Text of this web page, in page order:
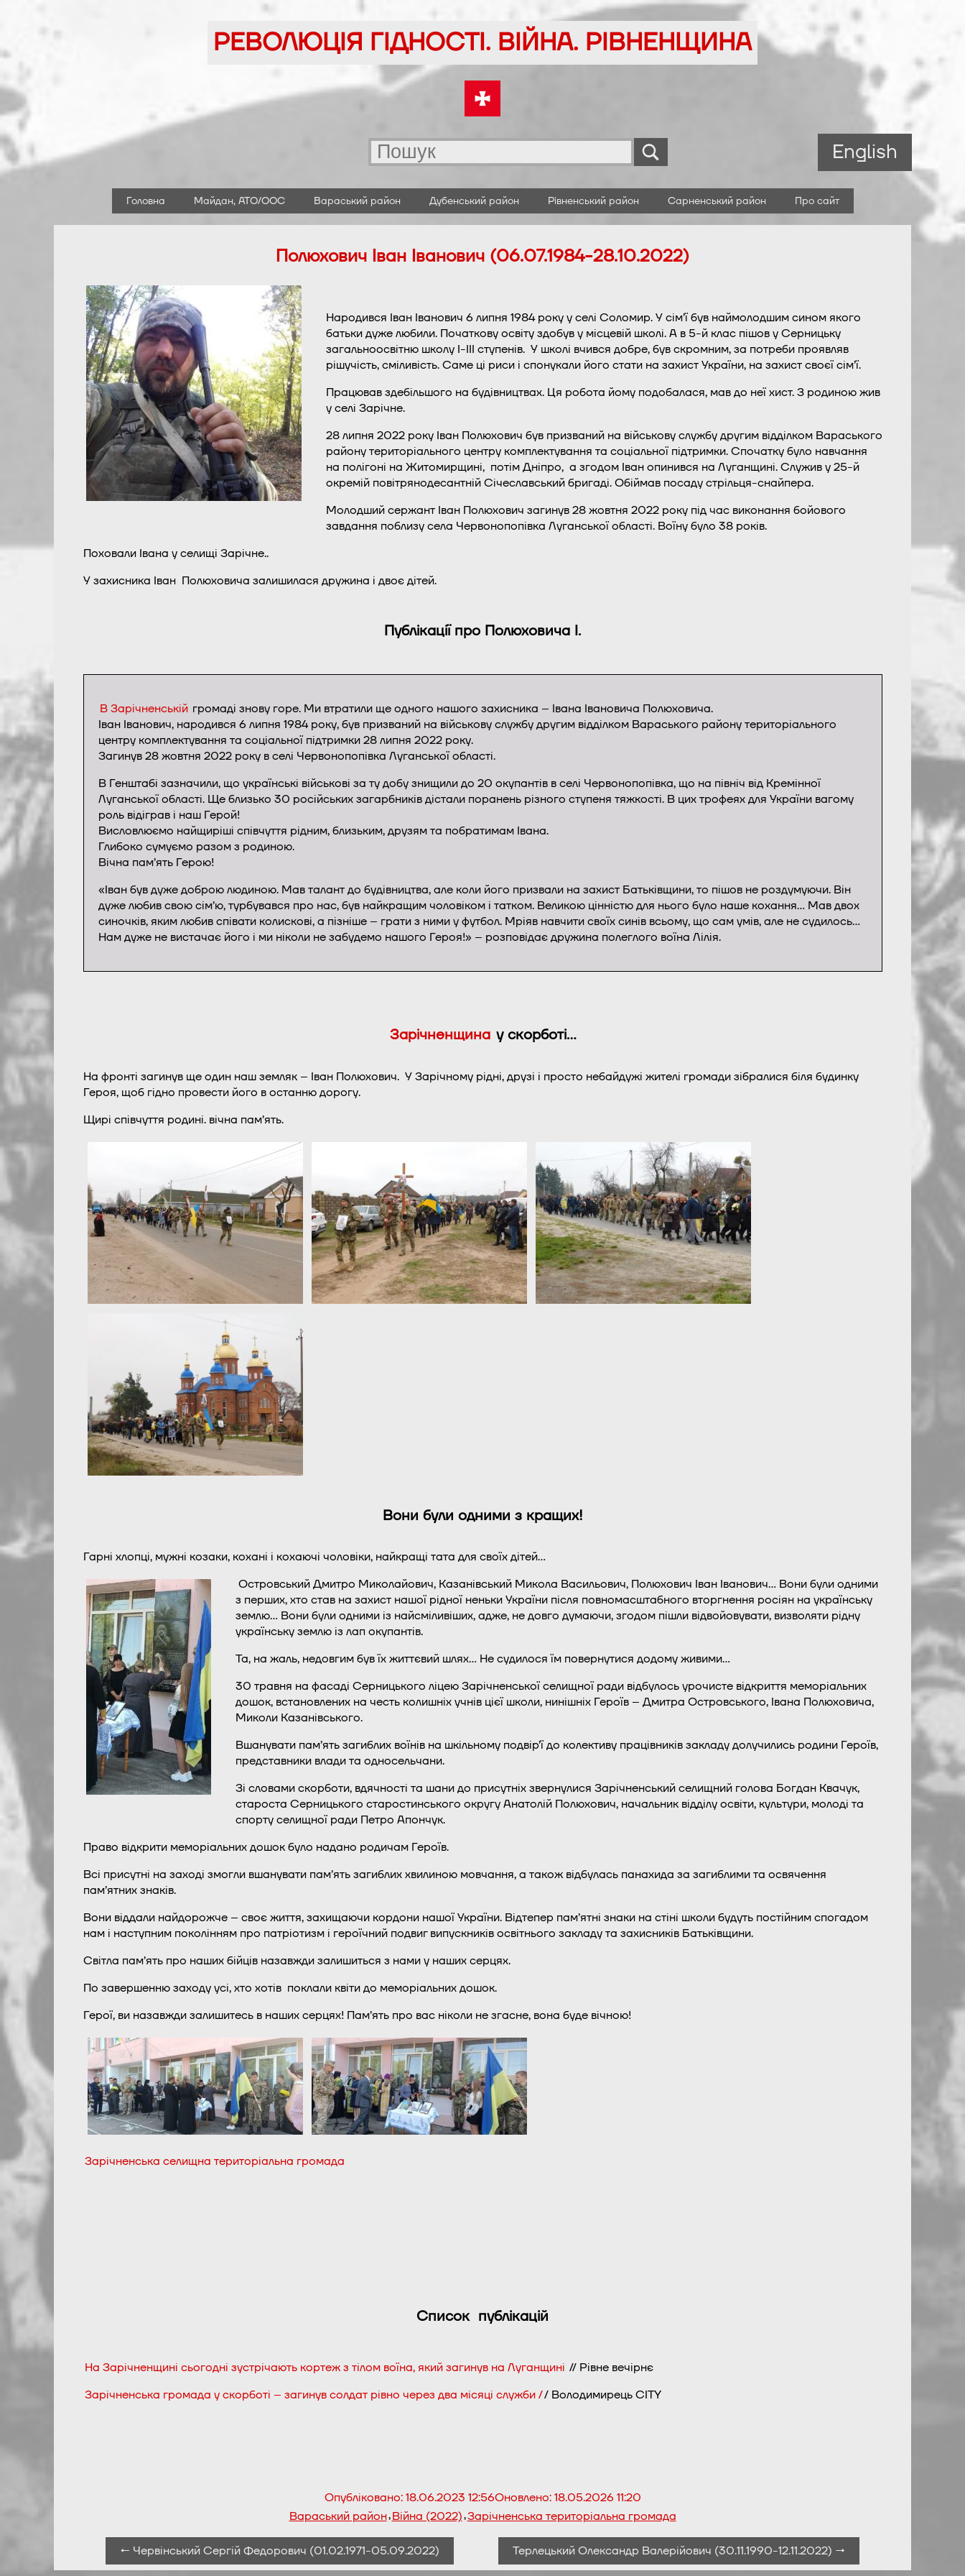
РЕВОЛЮЦІЯ ГІДНОСТІ. ВІЙНА. РІВНЕНЩИНА
English
Головна Майдан, АТО/ООС Вараський район Дубенський район Рівненський район Сарненський район Про сайт
Полюхович Іван Іванович (06.07.1984-28.10.2022)
Народився Іван Іванович 6 липня 1984 року у селі Соломир. У сім’ї був наймолодшим сином якого
батьки дуже любили. Початкову освіту здобув у місцевій школі. А в 5-й клас пішов у Серницьку
загальноосвітню школу І-ІІІ ступенів. У школі вчився добре, був скромним, за потреби проявляв
рішучість, сміливість. Саме ці риси і спонукали його стати на захист України, на захист своєї сім’ї.
Працював здебільшого на будівництвах. Ця робота йому подобалася, мав до неї хист. З родиною жив
у селі Зарічне.
28 липня 2022 року Іван Полюхович був призваний на військову службу другим відділком Вараського
району територіального центру комплектування та соціальної підтримки. Спочатку було навчання
на полігоні на Житомирщині, потім Дніпро, а згодом Іван опинився на Луганщині. Служив у 25-й
окремій повітрянодесантній Січеславський бригаді. Обіймав посаду стрільця-снайпера.
Молодший сержант Іван Полюхович загинув 28 жовтня 2022 року під час виконання бойового
завдання поблизу села Червонопопівка Луганської області. Воїну було 38 років.
Поховали Івана у селищі Зарічне..
У захисника Іван Полюховича залишилася дружина і двоє дітей.
Публікації про Полюховича І.
В Зарічненській громаді знову горе. Ми втратили ще одного нашого захисника – Івана Івановича Полюховича.
Іван Іванович, народився 6 липня 1984 року, був призваний на військову службу другим відділком Вараського району територіального
центру комплектування та соціальної підтримки 28 липня 2022 року.
Загинув 28 жовтня 2022 року в селі Червонопопівка Луганської області.
В Генштабі зазначили, що українські військові за ту добу знищили до 20 окупантів в селі Червонопопівка, що на північ від Кремінної
Луганської області. Ще близько 30 російських загарбників дістали поранень різного ступеня тяжкості. В цих трофеях для України вагому
роль відіграв і наш Герой!
Висловлюємо найщиріші співчуття рідним, близьким, друзям та побратимам Івана.
Глибоко сумуємо разом з родиною.
Вічна пам’ять Герою!
«Іван був дуже доброю людиною. Мав талант до будівництва, але коли його призвали на захист Батьківщини, то пішов не роздумуючи. Він
дуже любив свою сім’ю, турбувався про нас, був найкращим чоловіком і татком. Великою цінністю для нього було наше кохання… Мав двох
синочків, яким любив співати колискові, а пізніше – грати з ними у футбол. Мріяв навчити своїх синів всьому, що сам умів, але не судилось…
Нам дуже не вистачає його і ми ніколи не забудемо нашого Героя!» – розповідає дружина полеглого воїна Лілія.
Зарічненщина у скорботі…
На фронті загинув ще один наш земляк – Іван Полюхович. У Зарічному рідні, друзі і просто небайдужі жителі громади зібралися біля будинку
Героя, щоб гідно провести його в останню дорогу.
Щирі співчуття родині. вічна пам’ять.
Вони були одними з кращих!
Гарні хлопці, мужні козаки, кохані і кохаючі чоловіки, найкращі тата для своїх дітей…
Островський Дмитро Миколайович, Казанівський Микола Васильович, Полюхович Іван Іванович… Вони були одними
з перших, хто став на захист нашої рідної неньки України після повномасштабного вторгнення росіян на українську
землю… Вони були одними із найсміливіших, адже, не довго думаючи, згодом пішли відвойовувати, визволяти рідну
українську землю із лап окупантів.
Та, на жаль, недовгим був їх життєвий шлях… Не судилося їм повернутися додому живими…
30 травня на фасаді Серницького ліцею Зарічненської селищної ради відбулось урочисте відкриття меморіальних
дошок, встановлених на честь колишніх учнів цієї школи, нинішніх Героїв – Дмитра Островського, Івана Полюховича,
Миколи Казанівського.
Вшанувати пам’ять загиблих воїнів на шкільному подвір’ї до колективу працівників закладу долучились родини Героїв,
представники влади та односельчани.
Зі словами скорботи, вдячності та шани до присутніх звернулися Зарічненський селищний голова Богдан Квачук,
староста Серницького старостинського округу Анатолій Полюхович, начальник відділу освіти, культури, молоді та
спорту селищної ради Петро Апончук.
Право відкрити меморіальних дошок було надано родичам Героїв.
Всі присутні на заході змогли вшанувати пам’ять загиблих хвилиною мовчання, а також відбулась панахида за загиблими та освячення
пам’ятних знаків.
Вони віддали найдорожче – своє життя, захищаючи кордони нашої України. Відтепер пам’ятні знаки на стіні школи будуть постійним спогадом
нам і наступним поколінням про патріотизм і героїчний подвиг випускників освітнього закладу та захисників Батьківщини.
Світла пам’ять про наших бійців назавжди залишиться з нами у наших серцях.
По завершенню заходу усі, хто хотів поклали квіти до меморіальних дошок.
Герої, ви назавжди залишитесь в наших серцях! Пам’ять про вас ніколи не згасне, вона буде вічною!
Зарічненська селищна територіальна громада
Список публікацій
На Зарічненщині сьогодні зустрічають кортеж з тілом воїна, який загинув на Луганщині // Рівне вечірнє
Зарічненська громада у скорботі – загинув солдат рівно через два місяці служби // Володимирець CITY
Опубліковано:18.06.2023 12:56Оновлено:18.05.2026 11:20
Вараський район,Війна (2022),Зарічненська територіальна громада
← Червінський Сергій Федорович (01.02.1971-05.09.2022) Терлецький Олександр Валерійович (30.11.1990-12.11.2022) →